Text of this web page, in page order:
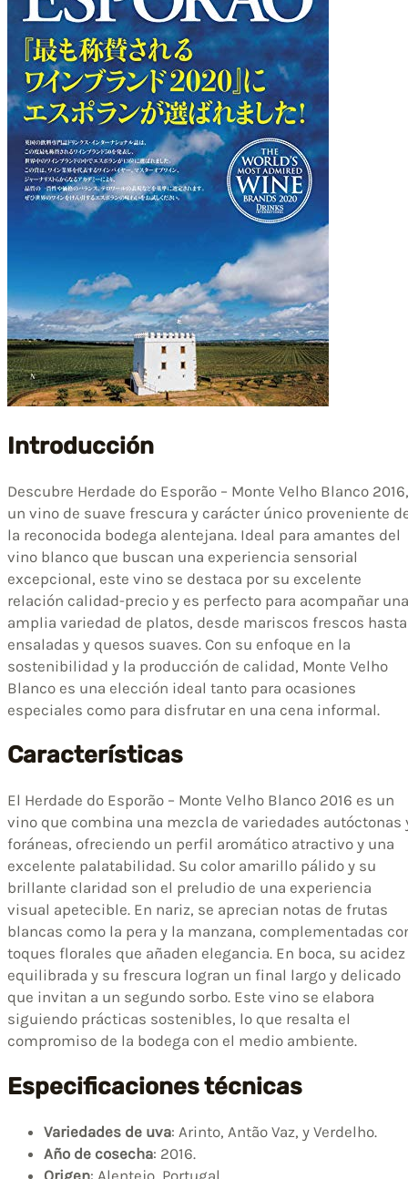
Introducción
Descubre Herdade do Esporão – Monte Velho Blanco 2016,
un vino de suave frescura y carácter único proveniente
la reconocida bodega alentejana. Ideal para amantes del
vino blanco que buscan una experiencia sensorial
excepcional, este vino se destaca por su excelente
relación calidad-precio y es perfecto para acompañar una
amplia variedad de platos, desde mariscos frescos hasta
ensaladas y quesos suaves. Con su enfoque en la
sostenibilidad y la producción de calidad, Monte Velho
Blanco es una elección ideal tanto para ocasiones
especiales como para disfrutar en una cena informal.
Características
El Herdade do Esporão – Monte Velho Blanco 2016 es un
vino que combina una mezcla de variedades autóctonas
foráneas, ofreciendo un perfil aromático atractivo y una
excelente palatabilidad. Su color amarillo pálido y su
brillante claridad son el preludio de una experiencia
visual apetecible. En nariz, se aprecian notas de frutas
blancas como la pera y la manzana, complementadas
toques florales que añaden elegancia. En boca, su acidez
equilibrada y su frescura logran un final largo y delicado
que invitan a un segundo sorbo. Este vino se elabora
siguiendo prácticas sostenibles, lo que resalta el
compromiso de la bodega con el medio ambiente.
Especificaciones técnicas
Variedades de uva: Arinto, Antão Vaz, y Verdelho.
Año de cosecha: 2016.
Origen: Alentejo, Portugal.